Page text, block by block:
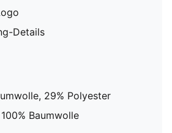
Details
29% Polyester
Baumwolle